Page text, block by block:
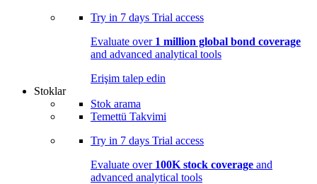
Try in 7 days Trial access
Evaluate over 1 million global bond coverage
and advanced analytical tools
Erişim talep edin
Stoklar
Stok arama
Temettü Takvimi
Try in 7 days Trial access
Evaluate over 100K stock coverage and
advanced analytical tools